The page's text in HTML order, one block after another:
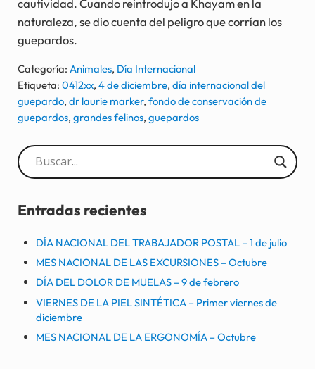
naturaleza, se dio cuenta del peligro que corrían los
guepardos.
Categoría: Animales, Día Internacional
Etiqueta: 0412xx, 4 de diciembre, día internacional del
guepardo, dr laurie marker, fondo de conservación de
guepardos, grandes felinos, guepardos
Sidebar
Entradas recientes
DÍA NACIONAL DEL TRABAJADOR POSTAL – 1 de julio
MES NACIONAL DE LAS EXCURSIONES – Octubre
DÍA DEL DOLOR DE MUELAS – 9 de febrero
VIERNES DE LA PIEL SINTÉTICA – Primer viernes de
diciembre
MES NACIONAL DE LA ERGONOMÍA – Octubre